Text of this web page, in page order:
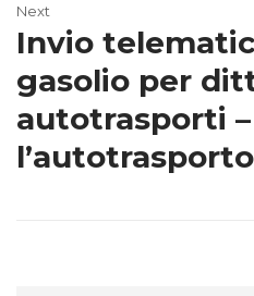
Next
Invio
gasolio per
autotrasporti